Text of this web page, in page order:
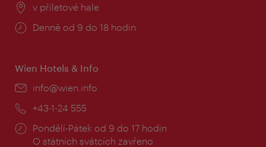
Místo:
v příletové hale
Provozní
Denně od 9 do 18 hodin
Wien Hotels & Info
E-
info@wien.info
Telefon:
+43-1-24 555
Provozní
doba:
Pondělí-Pátek od 9 do 17 hodin
O státních svátcích zavřeno